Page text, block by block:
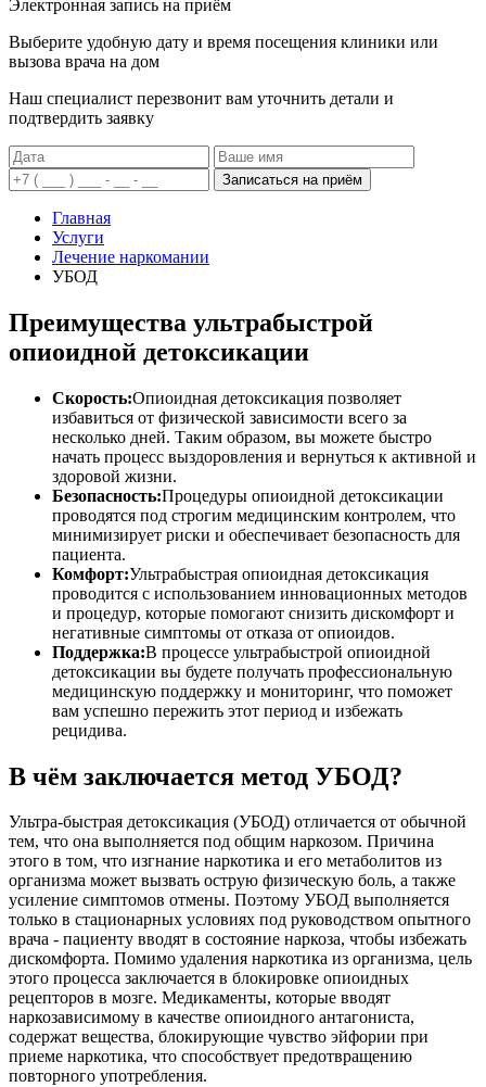
Электронная запись на приём
Выберите удобную дату и время посещения клиники или
вызова врача на дом
Наш специалист перезвонит вам уточнить детали и
подтвердить заявку
Записаться на приём
Главная
Услуги
Лечение наркомании
УБОД
Преимущества ультрабыстрой
опиоидной детоксикации
Скорость:Опиоидная детоксикация позволяет
избавиться от физической зависимости всего за
несколько дней. Таким образом, вы можете быстро
начать процесс выздоровления и вернуться к активной и
здоровой жизни.
Безопасность:Процедуры опиоидной детоксикации
проводятся под строгим медицинским контролем, что
минимизирует риски и обеспечивает безопасность для
пациента.
Комфорт:Ультрабыстрая опиоидная детоксикация
проводится с использованием инновационных методов
и процедур, которые помогают снизить дискомфорт и
негативные симптомы от отказа от опиоидов.
Поддержка:В процессе ультрабыстрой опиоидной
детоксикации вы будете получать профессиональную
медицинскую поддержку и мониторинг, что поможет
вам успешно пережить этот период и избежать
рецидива.
В чём заключается метод УБОД?
Ультра-быстрая детоксикация (УБОД) отличается от обычной
тем, что она выполняется под общим наркозом. Причина
этого в том, что изгнание наркотика и его метаболитов из
организма может вызвать острую физическую боль, а также
усиление симптомов отмены. Поэтому УБОД выполняется
только в стационарных условиях под руководством опытного
врача - пациенту вводят в состояние наркоза, чтобы избежать
дискомфорта. Помимо удаления наркотика из организма, цель
этого процесса заключается в блокировке опиоидных
рецепторов в мозге. Медикаменты, которые вводят
наркозависимому в качестве опиоидного антагониста,
содержат вещества, блокирующие чувство эйфории при
приеме наркотика, что способствует предотвращению
повторного употребления.